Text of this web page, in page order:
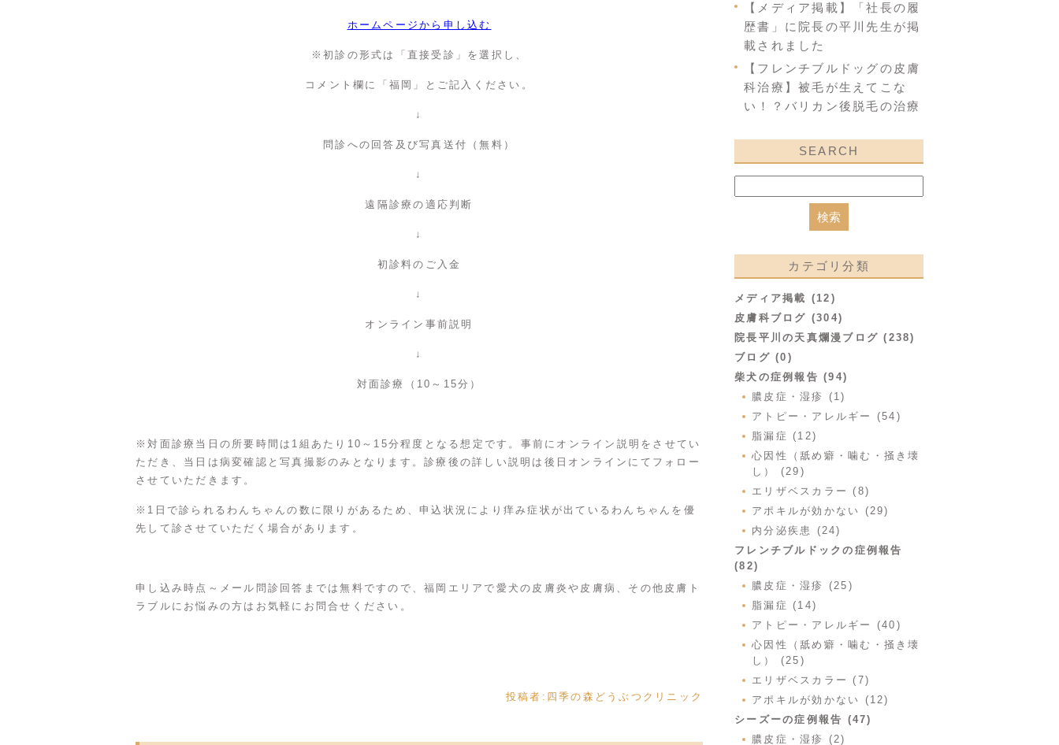
ホームページから申し込む
※初診の形式は「直接受診」を選択し、
コメント欄に「福岡」とご記入ください。
↓
問診への回答及び写真送付（無料）
↓
遠隔診療の適応判断
↓
初診料のご入金
↓
オンライン事前説明
↓
対面診療（10～15分）
※対面診療当日の所要時間は1組あたり10～15分程度となる想定です。事前にオンライン説明をさせてい
ただき、当日は病変確認と写真撮影のみとなります。診療後の詳しい説明は後日オンラインにてフォロー
させていただきます。
※1日で診られるわんちゃんの数に限りがあるため、申込状況により痒み症状が出ているわんちゃんを優
先して診させていただく場合があります。
申し込み時点～メール問診回答までは無料ですので、福岡エリアで愛犬の皮膚炎や皮膚病、その他皮膚ト
ラブルにお悩みの方はお気軽にお問合せください。
投稿者: 四季の森どうぶつクリニック
【メディア掲載】「社長の履
歴書」に院長の平川先生が掲
載されました
【フレンチブルドッグの皮膚
科治療】被毛が生えてこな
い！？バリカン後脱毛の治療
SEARCH
カテゴリ分類
メディア掲載 (12)
皮膚科ブログ (304)
院長平川の天真爛漫ブログ (238)
ブログ (0)
柴犬の症例報告 (94)
膿皮症・湿疹 (1)
アトピー・アレルギー (54)
脂漏症 (12)
心因性（舐め癖・噛む・掻き壊
し） (29)
エリザベスカラー (8)
アポキルが効かない (29)
内分泌疾患 (24)
フレンチブルドックの症例報告
(82)
膿皮症・湿疹 (25)
脂漏症 (14)
アトピー・アレルギー (40)
心因性（舐め癖・噛む・掻き壊
し） (25)
エリザベスカラー (7)
アポキルが効かない (12)
シーズーの症例報告 (47)
膿皮症・湿疹 (2)